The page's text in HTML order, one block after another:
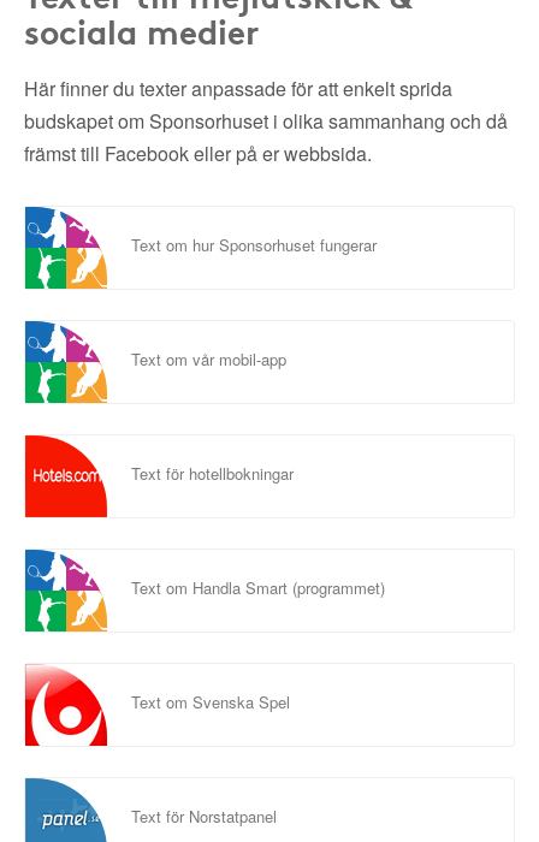
sociala medier
Här finner du texter anpassade för att enkelt sprida
budskapet om Sponsorhuset i olika sammanhang och då
främst till Facebook eller på er webbsida.
Text om hur Sponsorhuset fungerar
Text om vår mobil-app
Text för hotellbokningar
Text om Handla Smart (programmet)
Text om Svenska Spel
Text för Norstatpanel